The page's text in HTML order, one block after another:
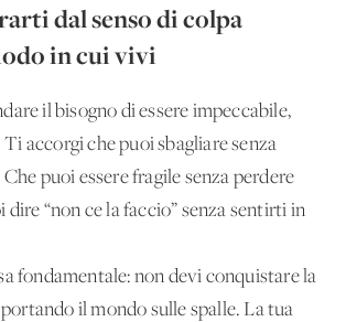
dal senso di colpa
in cui vivi
il bisogno di essere impeccabile,
accorgi che puoi sbagliare senza
puoi essere fragile senza perdere
dire “non ce la faccio” senza sentirti in
fondamentale: non devi conquistare la
il mondo sulle spalle. La tua